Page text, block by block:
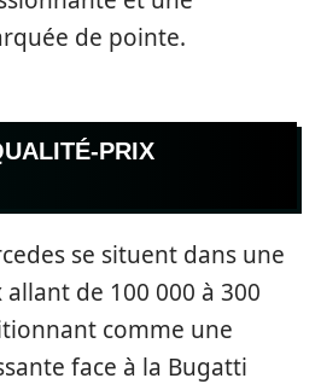
de pointe.
PRIX
se situent dans une
de 100 000 à 300
comme une
face à la Bugatti